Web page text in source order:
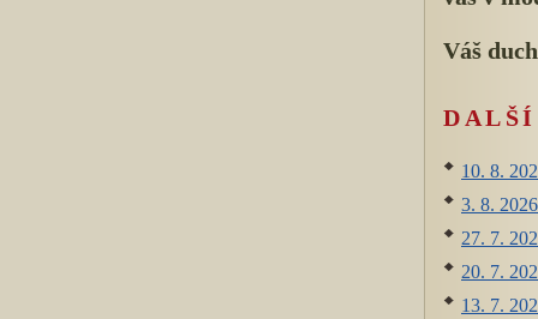
Váš
10. 8.
3. 8.
27. 7.
20. 7.
13. 7.